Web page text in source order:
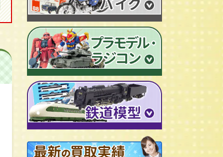
旧バンダイ/BANDAI
タカトクトイス/T.T
中嶋製作所
ヨネザワ/米澤玩具
CCP キン肉マン
超像可動
聖闘士聖衣神話
Figuarts/フィギュアーツ
ワールドコレクタブル
プレイモービル
超合金魂
ROBOT魂
RAH
マスターピース
M1号
S.H.モンスターアーツ
ULTRA-ACT
SDX
ディズニー
リビングデッドドールズ/LDD
ホットトイズ/HOT TOYS
サイドショウ/SIDE SHOW
パリセイズ/PALISADES
メズコ/MEZCO
プレイアーツ/PLAY ARTS
RAH
武装神姫
魔法少女リリカルなのは
艦隊これくしょん -艦これ-
けいおん！
すーぱーそに子
一騎当千
東方Project
涼宮ハルヒの憂鬱
化物語・偽物語
百花繚乱
ブライス/Blythe
スーパードルフィー/ドルフィードリーム
アゾンドール/AZONE
モモコ/momoko
ハイブリッドアクティブ/HAF
えっくす☆きゅーと
ピュアニーモ
リカちゃん
バービー
シルバニアファミリー
トミカ/TOMICA
エブロ/EBBRO
ミニチャンプス
hpiレーシング
ノレブ/NOREV
ダイヤペット/Diapet
ガンダム/GUNDAM
アーマード・コア